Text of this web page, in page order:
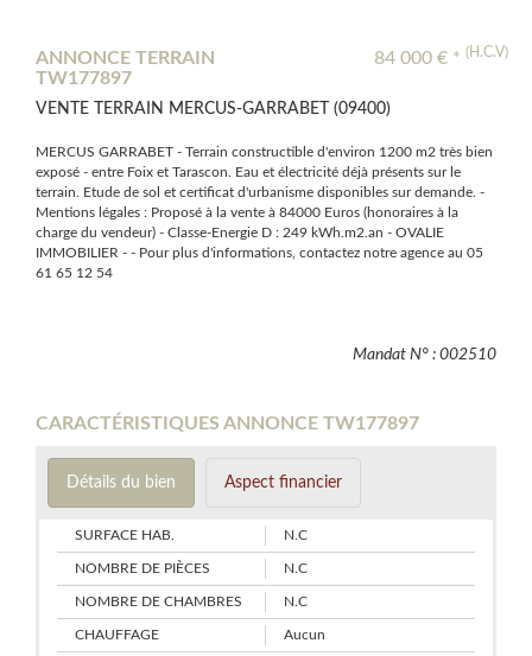
ANNONCE TERRAIN
TW177897
84 000 € * (H.C.V)
VENTE TERRAIN MERCUS-GARRABET (09400)
MERCUS GARRABET - Terrain constructible d'environ 1200 m2 très bien
exposé - entre Foix et Tarascon. Eau et électricité déjà présents sur le
terrain. Etude de sol et certificat d'urbanisme disponibles sur demande. -
Mentions légales : Proposé à la vente à 84000 Euros (honoraires à la
charge du vendeur) - Classe-Energie D : 249 kWh.m2.an - OVALIE
IMMOBILIER - - Pour plus d'informations, contactez notre agence au 05
61 65 12 54
Mandat N° : 002510
CARACTÉRISTIQUES ANNONCE TW177897
Détails du bien Aspect financier
SURFACE HAB. N.C
NOMBRE DE PIÈCES N.C
NOMBRE DE CHAMBRES N.C
CHAUFFAGE Aucun